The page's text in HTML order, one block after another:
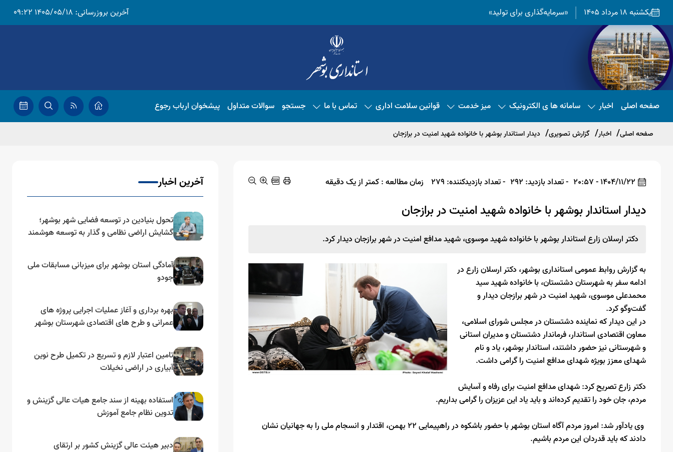
یکشنبه 18 مرداد 1405 «سرمایه‌گذاری برای تولید» آخرین بروزرسانی: 1405/05/18 09:22
صفحه اصلی اخبار سامانه ها ی الکترونیک میز خدمت قوانین سلامت اداری تماس با ما جستجو سوالات متداول پیشخوان ارباب رجوع
صفحه اصلی اخبار گزارش تصویری دیدار استاندار بوشهر با خانواده شهید امنیت در برازجان
1404/11/22 - 20:57 - تعداد بازدید: 292 - تعداد بازدیدکننده: 279 زمان مطالعه : کمتر از یک دقیقه
دیدار استاندار بوشهر با خانواده شهید امنیت در برازجان
دکتر ارسلان زارع استاندار بوشهر با خانواده شهید موسوی، شهید مدافع امنیت در شهر برازجان دیدار کرد.
به گزارش روابط عمومی استانداری بوشهر، دکتر ارسلان زارع در
ادامه سفر به شهرستان دشتستان، با خانواده شهید سید
محمدعلی موسوی، شهید امنیت در شهر برازجان دیدار و
گفت‌وگو کرد.
در این دیدار که نماینده دشتستان در مجلس شورای اسلامی،
معاون اقتصادی استاندار، فرماندار دشتستان و مدیران استانی
و شهرستانی نیز حضور داشتند، استاندار بوشهر، یاد و نام
شهدای معزز بویژه شهدای مدافع امنیت را گرامی داشت.
دکتر زارع تصریح کرد: شهدای مدافع امنیت برای رفاه و آسایش
مردم، جان خود را تقدیم کرده‌اند و باید یاد این عزیزان را گرامی بداریم.
وی یادآور شد: امروز مردم آگاه استان بوشهر با حضور باشکوه در راهپیمایی ۲۲ بهمن، اقتدار و انسجام ملی را به جهانیان نشان
دادند که باید قدردان این مردم باشیم.
آخرین اخبار
تحول بنیادین در توسعه فضایی شهر بوشهر؛
گشایش اراضی نظامی و گذار به توسعه هوشمند
آمادگی استان بوشهر برای میزبانی مسابقات ملی
جودو
بهره برداری و آغاز عملیات اجرایی پروژه های
عمرانی و طرح های اقتصادی شهرستان بوشهر
تامین اعتبار لازم و تسریع در تکمیل طرح نوین
آبیاری در اراضی نخیلات
استفاده بهینه از سند جامع هیات عالی گزینش و‌
تدوین نظام جامع آموزش
دبیر هیئت عالی گزینش کشور بر ارتقای